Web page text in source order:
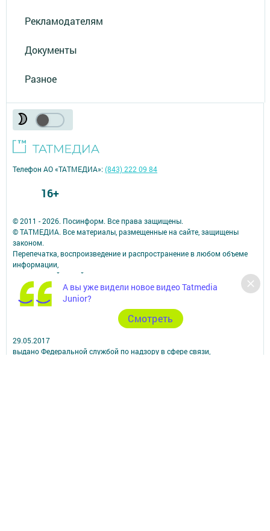
Рекламодателям
Документы
Разное
А вы уже видели новое видео Tatmedia
Junior?
Cмотреть
© 2011 - 2026. Посинформ. Все права защищены.
© ТАТМЕДИА. Все материалы, размещенные на сайте, защищены
законом.
Перепечатка, воспроизведение и распространение в любом объеме
информации,
размещенной на сайте, возможна только с письменного согласия
редакций СМИ.
При поддержке Республиканского агентства по печати и массовым
коммуникациям.
Наименование СМИ: Посинформ
№ свидетельства о регистрации СМИ, дата: ЭЛ № ФС 77 - 69869 от
29.05.2017
выдано Федеральной службой по надзору в сфере связи,
Телефон АО «ТАТМЕДИА»:(843) 222 09 84
16+